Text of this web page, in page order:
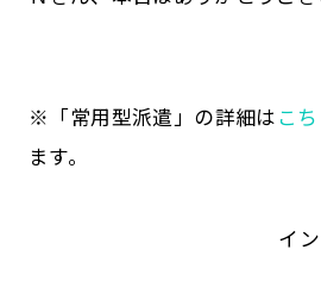
※「常用型派遣」の詳細は こ
ます。
イ